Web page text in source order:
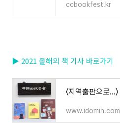
ccbookfest.kr
▶ 2021 올해의 책 기사 바로가기
www.idomin.com